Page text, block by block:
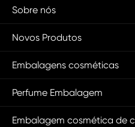
Sobre nós
Novos Produtos
Embalagens cosméticas
Perfume Embalagem
Embalagem cosmética de